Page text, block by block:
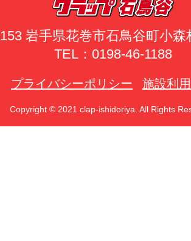
岩手県花巻市石鳥谷町小森
TEL：0198-46-1188
プライバシーポリシー 施設利
Copyright © 2021 clap-ishidoriya. All Rights